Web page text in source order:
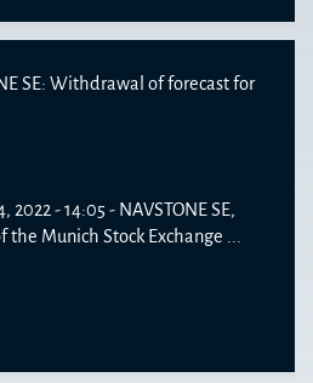
SE: Withdrawal of forecast for
- 14:05 - NAVSTONE SE,
the Munich Stock Exchange ...